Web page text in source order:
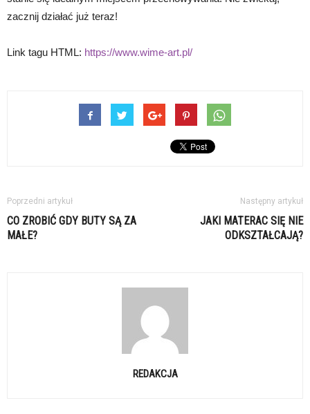
zacznij działać już teraz!
Link tagu HTML: https://www.wime-art.pl/
Poprzedni artykuł
CO ZROBIĆ GDY BUTY SĄ ZA
MAŁE?
Następny artykuł
JAKI MATERAC SIĘ NIE
ODKSZTAŁCAJĄ?
REDAKCJA